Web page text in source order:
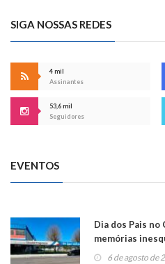
SIGA NOSSAS REDES
4 mil
Assinantes
53,6 mil
Seguidores
EVENTOS
Dia dos Pais no
memórias
6 de agosto de